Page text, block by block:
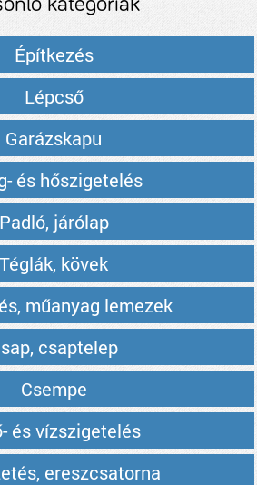
Építkezés
Lépcső
Garázskapu
és hőszigetelés
Padló, járólap
Téglák, kövek
műanyag lemezek
csaptelep
Csempe
és vízszigetelés
ereszcsatorna